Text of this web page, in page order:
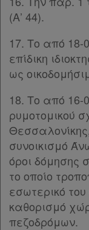
Όροι
χρήσης
Πολιτική
απορρήτου
(Α’ 44).
17. Το από 18-
επίδικη
ως
18. Τo από 16-
ρυμοτομικού
συνοικισμό
όροι δόμησης
το οποίο
εσωτερικό
καθορισμό
πεζοδρόμων.